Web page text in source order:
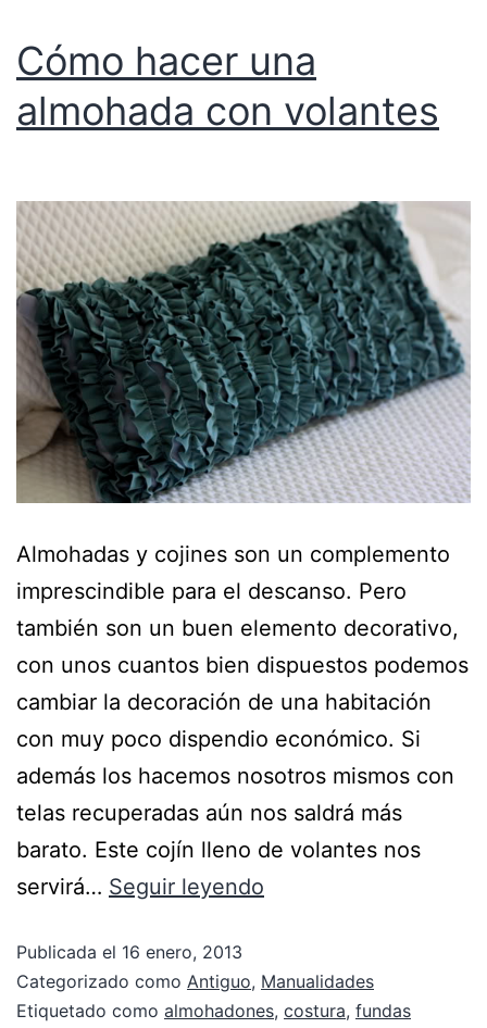
Cómo hacer una
almohada con volantes
Almohadas y cojines son un complemento
imprescindible para el descanso. Pero
también son un buen elemento decorativo,
con unos cuantos bien dispuestos podemos
cambiar la decoración de una habitación
con muy poco dispendio económico. Si
además los hacemos nosotros mismos con
telas recuperadas aún nos saldrá más
barato. Este cojín lleno de volantes nos
servirá… Seguir leyendo
Publicada el 16 enero, 2013
Categorizado como Antiguo, Manualidades
Etiquetado como almohadones, costura, fundas